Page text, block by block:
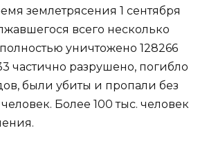
землетрясения 1 сентября
всего несколько
уничтожено 128266
частично разрушено, погибло
были убиты и пропали без
Более 100 тыс. человек